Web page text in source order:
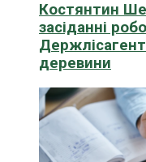
Костянтин
засіданні
деревини